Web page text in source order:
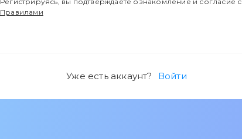
Правилами
Уже есть аккаунт? Войти